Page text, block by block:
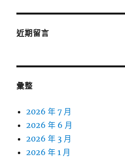
近期留言
彙整
2026 年 7 月
2026 年 6 月
2026 年 3 月
2026 年 1 月